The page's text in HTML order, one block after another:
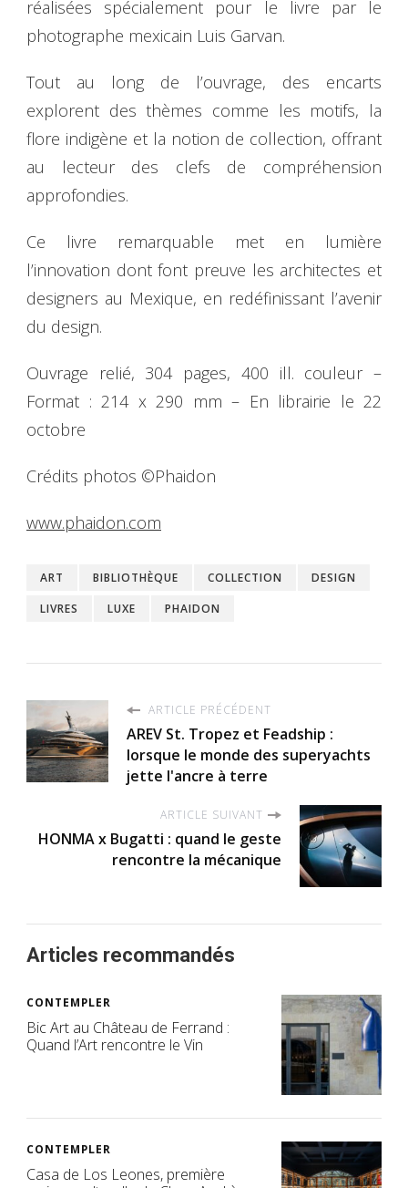
réalisées spécialement pour le livre par le
photographe mexicain Luis Garvan.
Tout au long de l’ouvrage, des encarts
explorent des thèmes comme les motifs, la
flore indigène et la notion de collection, offrant
au lecteur des clefs de compréhension
approfondies.
Ce livre remarquable met en lumière
l’innovation dont font preuve les architectes et
designers au Mexique, en redéfinissant l’avenir
du design.
Ouvrage relié, 304 pages, 400 ill. couleur –
Format : 214 x 290 mm – En librairie le 22
octobre
Crédits photos ©Phaidon
www.phaidon.com
ART BIBLIOTHÈQUE COLLECTION
DESIGN
LIVRES
LUXE PHAIDON
ARTICLE PRÉCÉDENT
AREV St. Tropez et Feadship :
lorsque le monde des superyachts
jette l'ancre à terre
ARTICLE SUIVANT
HONMA x Bugatti : quand le geste
rencontre la mécanique
Articles recommandés
CONTEMPLER
Bic Art au Château de Ferrand :
Quand l’Art rencontre le Vin
CONTEMPLER
Casa de Los Leones, première